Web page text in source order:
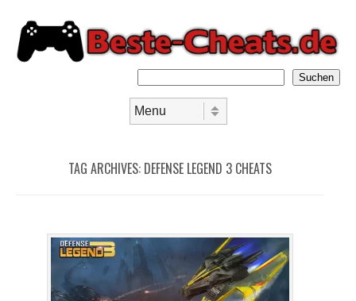
Suchen
TAG ARCHIVES: DEFENSE LEGEND 3 CHEATS